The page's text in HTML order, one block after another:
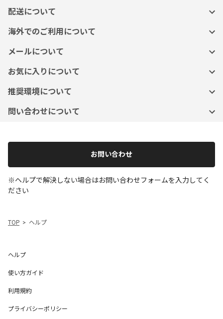
配送について
海外でのご利用について
メールについて
お気に入りについて
推奨環境について
問い合わせについて
お問い合わせ
※ヘルプで解決しない場合はお問い合わせフォームを入力してく
ださい
TOP ヘルプ
ヘルプ
使い方ガイド
利用規約
プライバシーポリシー